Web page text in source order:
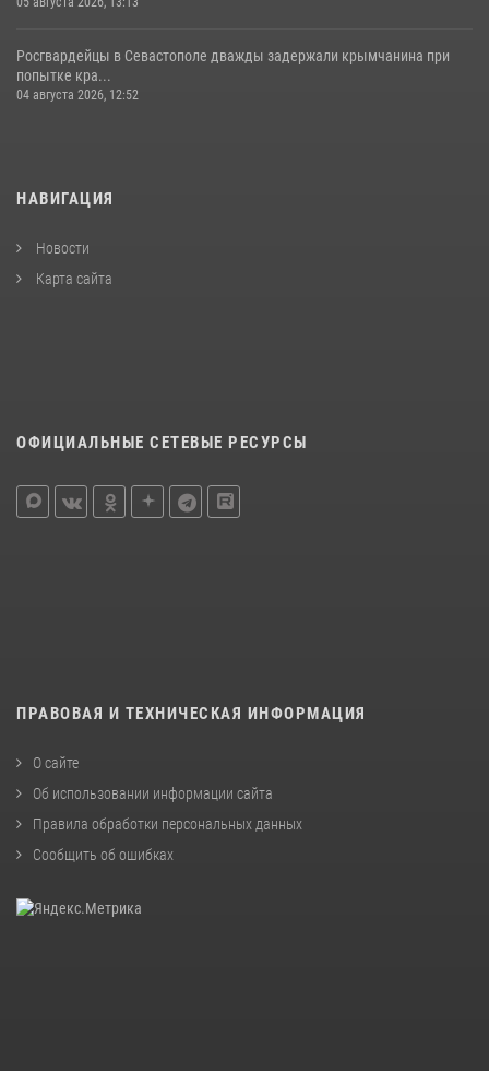
Росгвардейцы в Севастополе дважды задержали крымчанина при
попытке кра...
04 августа 2026, 12:52
НАВИГАЦИЯ
Новости
Карта сайта
ОФИЦИАЛЬНЫЕ СЕТЕВЫЕ РЕСУРСЫ
ПРАВОВАЯ И ТЕХНИЧЕСКАЯ ИНФОРМАЦИЯ
О сайте
Об использовании информации сайта
Правила обработки персональных данных
Сообщить об ошибках